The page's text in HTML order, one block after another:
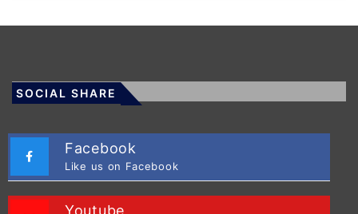
SOCIAL SHARE
Facebook
Like us on Facebook
Youtube